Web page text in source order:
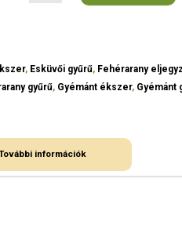
, Esküvői gyűrű, Fehérarany
gyűrű, Gyémánt ékszer, Gyémánt
információk